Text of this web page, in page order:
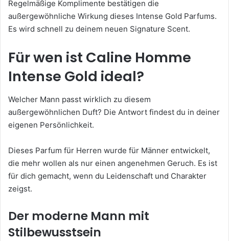
Regelmäßige Komplimente bestätigen die
außergewöhnliche Wirkung dieses Intense Gold Parfums.
Es wird schnell zu deinem neuen Signature Scent.
Für wen ist Caline Homme
Intense Gold ideal?
Welcher Mann passt wirklich zu diesem
außergewöhnlichen Duft? Die Antwort findest du in deiner
eigenen Persönlichkeit.
Dieses Parfum für Herren wurde für Männer entwickelt,
die mehr wollen als nur einen angenehmen Geruch. Es ist
für dich gemacht, wenn du Leidenschaft und Charakter
zeigst.
Der moderne Mann mit
Stilbewusstsein